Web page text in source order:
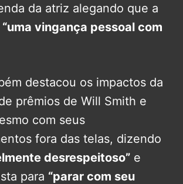
da atriz alegando que a
“uma vingança pessoal com
destacou os impactos da
prêmios de Will Smith e
com seus
fora das telas, dizendo
desrespeitoso” e
para “parar com seu